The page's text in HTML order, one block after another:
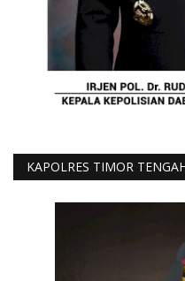
KAPOLRES TIMOR